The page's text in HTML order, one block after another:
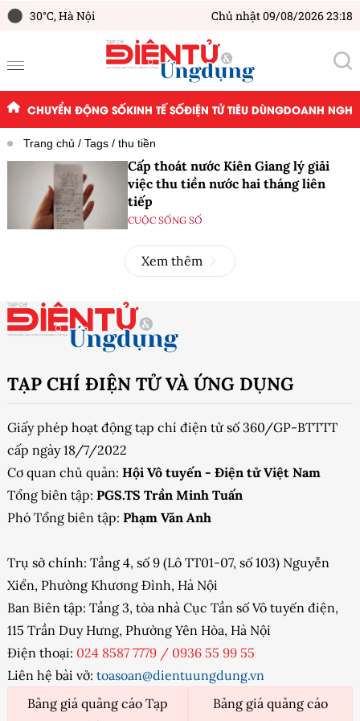
30°C,Hà Nội Chủ nhật 09/08/2026 23:18
CHUYỂN ĐỘNG SỐKINH TẾ SỐĐIỆN TỬ TIÊU DÙNGDOANH
Trang chủ Tags thu tiền
Cấp thoát nước Kiên Giang lý giải
việc thu tiền nước hai tháng liên
tiếp
CUỘC SỐNG SỐ
Xem thêm
TẠP CHÍ ĐIỆN TỬ VÀ ỨNG DỤNG
Giấy phép hoạt động tạp chí điện tử số 360/GP-BTTTT
cấp ngày 18/7/2022
Cơ quan chủ quản: Hội Vô tuyến - Điện tử Việt Nam
Tổng biên tập: PGS.TS Trần Minh Tuấn
Phó Tổng biên tập: Phạm Văn Anh
Trụ sở chính: Tầng 4, số 9 (Lô TT01-07, số 103) Nguyễn
Xiển, Phường Khương Đình, Hà Nội
Ban Biên tập: Tầng 3, tòa nhà Cục Tần số Vô tuyến điện,
115 Trần Duy Hưng, Phường Yên Hòa, Hà Nội
Điện thoại: 024 8587 7779 / 0936 55 99 55
Liên hệ bài vở: toasoan@dientuungdung.vn
Bảng giá quảng cáo Tạp
Bảng giá quảng cáo